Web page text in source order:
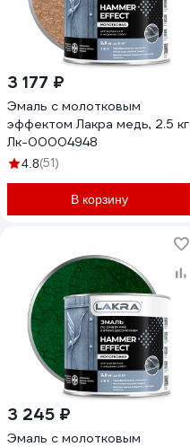
3 177 ₽
Эмаль с молотковым
эффектом Лакра медь, 2.5 кг
Лк-00004948
4.8(51)
В корзину
3 245 ₽
Эмаль с молотковым